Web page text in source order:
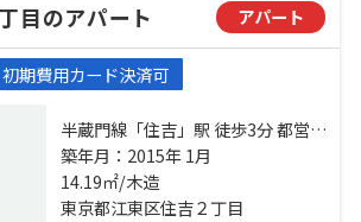
目のアパート アパート
初期費用カード決済可
半蔵門線「住吉」駅 徒歩3分 都営新
宿線「菊川」駅 徒歩12分 総武線
「錦糸町」駅 徒歩12分
築年月：2015年 1月
14.19㎡/木造
東京都江東区住吉２丁目